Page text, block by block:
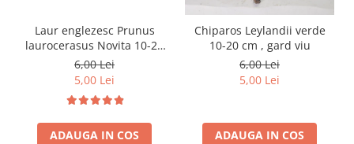
Laur englezesc Prunus
laurocerasus Novita 10-20
cm
6,00 Lei
5,00 Lei
ADAUGA IN COS
Chiparos Leylandii verde
10-20 cm , gard viu
6,00 Lei
5,00 Lei
ADAUGA IN COS